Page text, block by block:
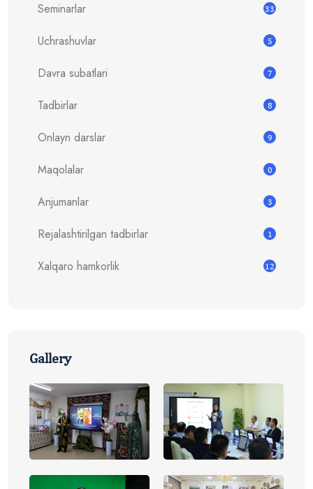
Seminarlar 33
Uchrashuvlar 5
Davra subatlari 7
Tadbirlar 8
Onlayn darslar 9
Maqolalar 0
Anjumanlar 3
Rejalashtirilgan tadbirlar 1
Xalqaro hamkorlik 12
Gallery